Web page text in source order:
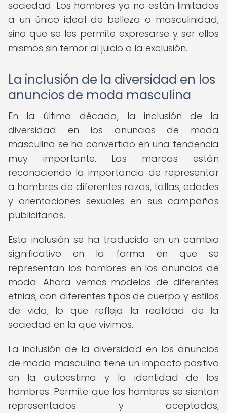
sociedad. Los hombres ya no están limitados
a un único ideal de belleza o masculinidad,
sino que se les permite expresarse y ser ellos
mismos sin temor al juicio o la exclusión.
La inclusión de la diversidad en los
anuncios de moda masculina
En la última década, la inclusión de la
diversidad en los anuncios de moda
masculina se ha convertido en una tendencia
muy importante. Las marcas están
reconociendo la importancia de representar
a hombres de diferentes razas, tallas, edades
y orientaciones sexuales en sus campañas
publicitarias.
Esta inclusión se ha traducido en un cambio
significativo en la forma en que se
representan los hombres en los anuncios de
moda. Ahora vemos modelos de diferentes
etnias, con diferentes tipos de cuerpo y estilos
de vida, lo que refleja la realidad de la
sociedad en la que vivimos.
La inclusión de la diversidad en los anuncios
de moda masculina tiene un impacto positivo
en la autoestima y la identidad de los
hombres. Permite que los hombres se sientan
representados y aceptados,